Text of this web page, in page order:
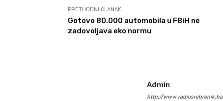
PRETHODNI ČLANAK
Gotovo 80.000 automobila u FBiH ne
zadovoljava eko normu
Admin
http://www.radiosrebrenik.ba